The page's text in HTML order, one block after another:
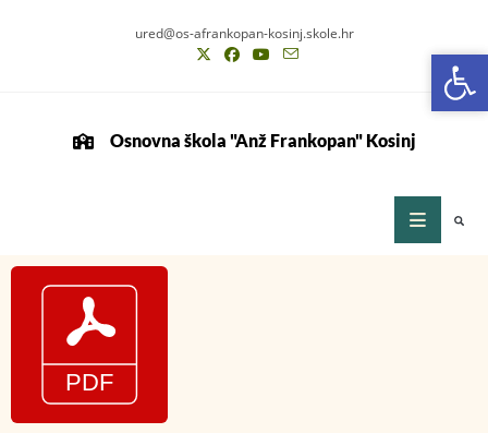
ured@os-afrankopan-kosinj.skole.hr
Osnovna škola "Anž Frankopan" Kosinj